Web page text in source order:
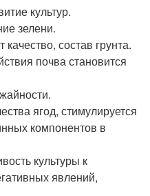
культур.
зелени.
состав грунта.
почва становится
ягод, стимулируется
компонентов в
культуры к
явлений,